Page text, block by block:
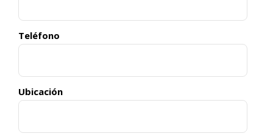
Teléfono
Ubicación